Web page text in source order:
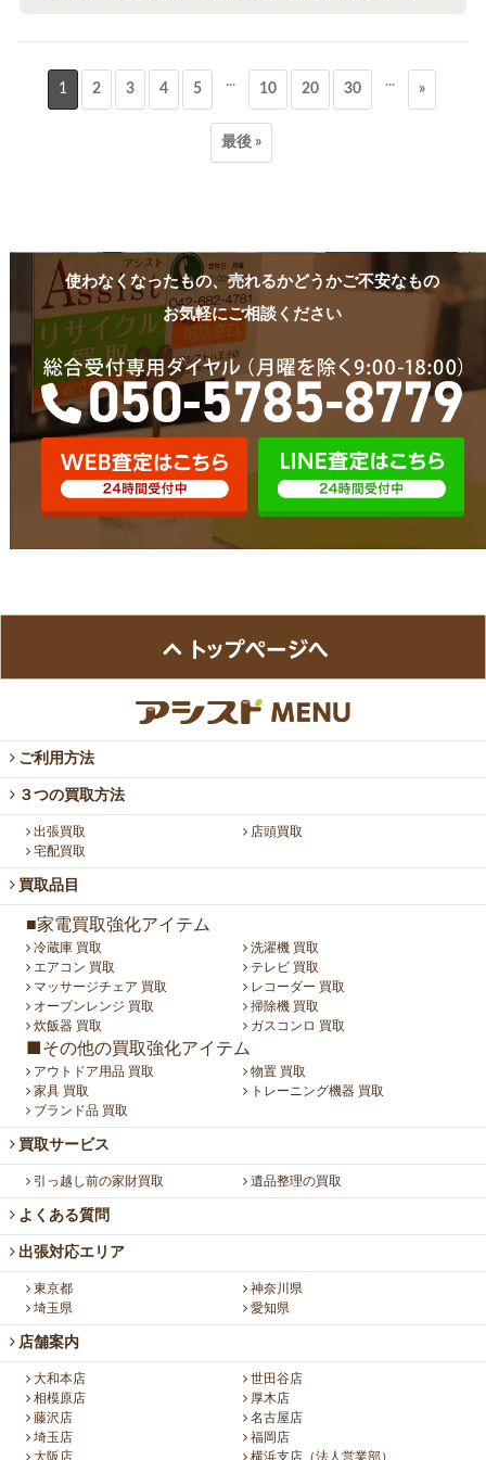
1 2 3 4 5 ... 10 20 30 ... »
最後 »
使わなくなったもの、売れるかどうかご不安なもの
お気軽にご相談ください
ご利用方法
３つの買取方法
出張買取
店頭買取
宅配買取
買取品目
■家電買取強化アイテム
冷蔵庫 買取
洗濯機 買取
エアコン 買取
テレビ 買取
マッサージチェア 買取
レコーダー 買取
オーブンレンジ 買取
掃除機 買取
炊飯器 買取
ガスコンロ 買取
■その他の買取強化アイテム
アウトドア用品 買取
物置 買取
家具 買取
トレーニング機器 買取
ブランド品 買取
買取サービス
引っ越し前の家財買取 遺品整理の買取
よくある質問
出張対応エリア
東京都
神奈川県
埼玉県
愛知県
店舗案内
大和本店
世田谷店
相模原店
厚木店
藤沢店
名古屋店
埼玉店
福岡店
大阪店
横浜支店（法人営業部）